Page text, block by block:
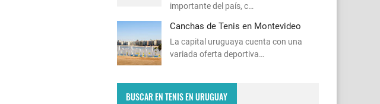
importante del país, c…
Canchas de Tenis en Montevideo
La capital uruguaya cuenta con una
variada oferta deportiva…
BUSCAR EN TENIS EN URUGUAY